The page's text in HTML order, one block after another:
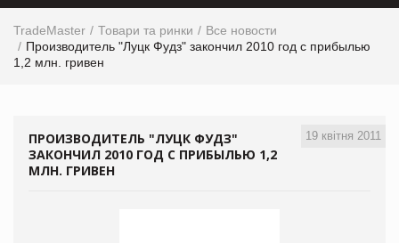
TradeMaster Товари та ринки
Все новости
Производитель "Луцк Фудз" закончил 2010 год с прибылью
1,2 млн. гривен
19 квітня 2011
ПРОИЗВОДИТЕЛЬ "ЛУЦК ФУДЗ"
ЗАКОНЧИЛ 2010 ГОД С ПРИБЫЛЬЮ 1,2
МЛН. ГРИВЕН